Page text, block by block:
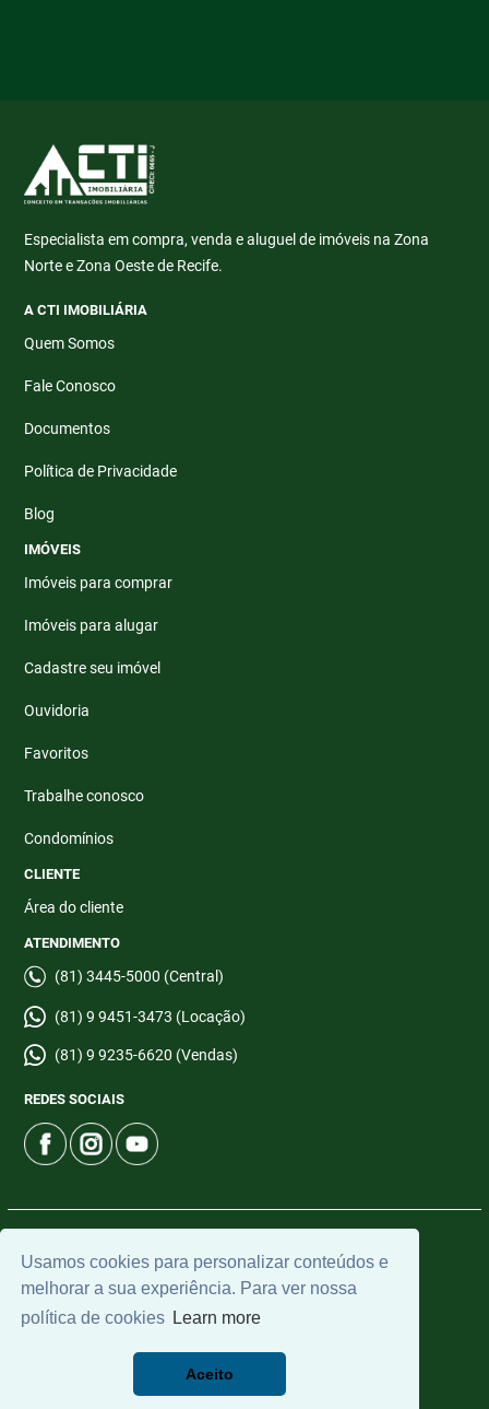
Usamos cookies para personalizar conteúdos e
melhorar a sua experiência. Para ver nossa
política de cookies Learn more
Aceito
Especialista em compra, venda e aluguel de imóveis na Zona
Norte e Zona Oeste de Recife.
A CTI IMOBILIÁRIA
Quem Somos
Fale Conosco
Documentos
Política de Privacidade
Blog
IMÓVEIS
Imóveis para comprar
Imóveis para alugar
Cadastre seu imóvel
Ouvidoria
Favoritos
Trabalhe conosco
Condomínios
CLIENTE
Área do cliente
ATENDIMENTO
(81) 3445-5000 (Central)
(81) 9 9451-3473 (Locação)
(81) 9 9235-6620 (Vendas)
REDES SOCIAIS
Universal Software.